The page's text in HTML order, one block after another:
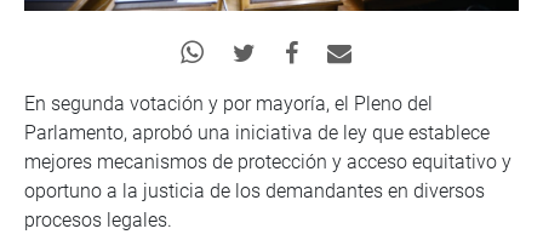
En segunda votación y por mayoría, el Pleno del
Parlamento, aprobó una iniciativa de ley que establece
mejores mecanismos de protección y acceso equitativo y
oportuno a la justicia de los demandantes en diversos
procesos legales.